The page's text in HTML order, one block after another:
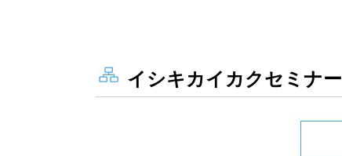
イシキカイカクセミナー